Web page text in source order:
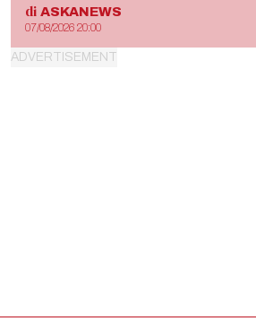
di ASKANEWS
07/08/2026 20:00